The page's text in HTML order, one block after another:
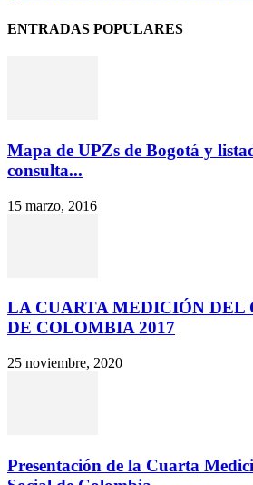
ENTRADAS POPULARES
Mapa de UPZs de Bogotá y
consulta...
15 marzo, 2016
LA CUARTA MEDICIÓN DEL
DE COLOMBIA 2017
25 noviembre, 2020
Presentación de la Cuarta